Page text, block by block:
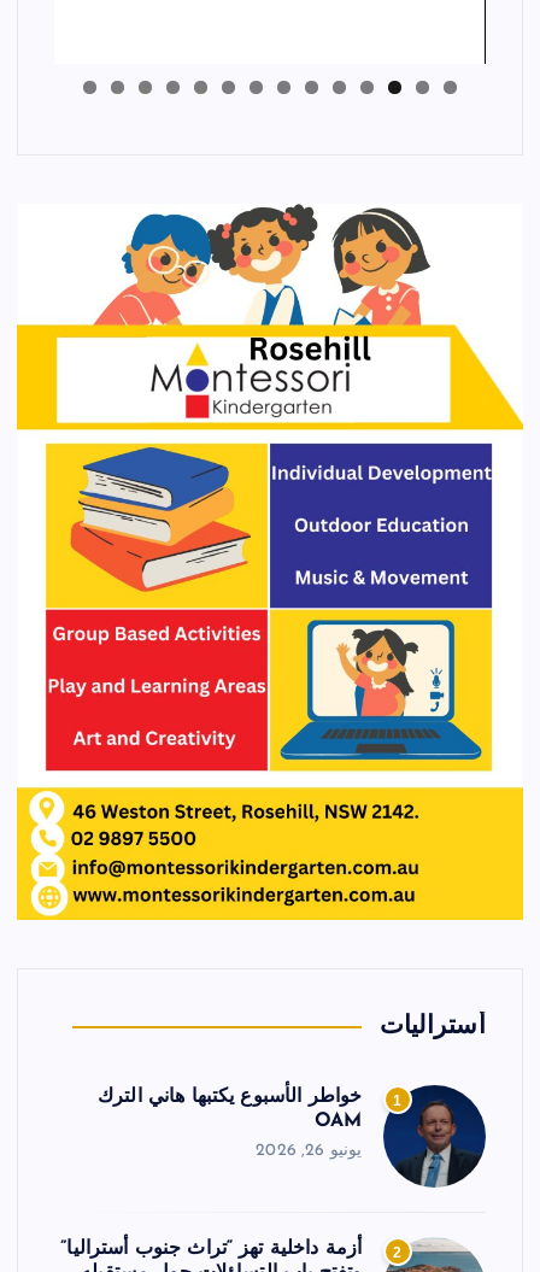
أستراليات
1
خواطر الأسبوع يكتبها هاني الترك
OAM
يونيو 26, 2026
2
أزمة داخلية تهز “تراث جنوب أستراليا”